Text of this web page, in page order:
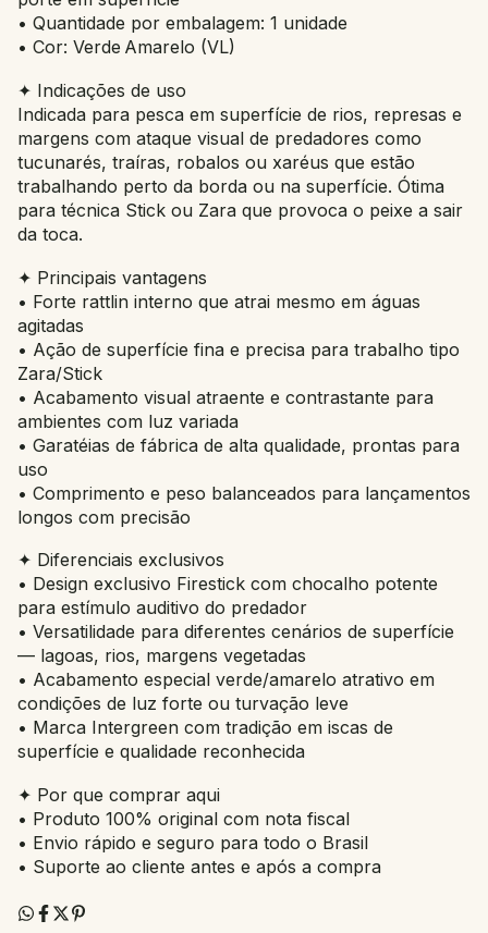
• Quantidade por embalagem: 1 unidade
• Cor: Verde Amarelo (VL)
✦ Indicações de uso
Indicada para pesca em superfície de rios, represas e
margens com ataque visual de predadores como
tucunarés, traíras, robalos ou xaréus que estão
trabalhando perto da borda ou na superfície. Ótima
para técnica Stick ou Zara que provoca o peixe a sair
da toca.
✦ Principais vantagens
• Forte rattlin interno que atrai mesmo em águas
agitadas
• Ação de superfície fina e precisa para trabalho tipo
Zara/Stick
• Acabamento visual atraente e contrastante para
ambientes com luz variada
• Garatéias de fábrica de alta qualidade, prontas para
uso
• Comprimento e peso balanceados para lançamentos
longos com precisão
✦ Diferenciais exclusivos
• Design exclusivo Firestick com chocalho potente
para estímulo auditivo do predador
• Versatilidade para diferentes cenários de superfície
— lagoas, rios, margens vegetadas
• Acabamento especial verde/amarelo atrativo em
condições de luz forte ou turvação leve
• Marca Intergreen com tradição em iscas de
superfície e qualidade reconhecida
✦ Por que comprar aqui
• Produto 100% original com nota fiscal
• Envio rápido e seguro para todo o Brasil
• Suporte ao cliente antes e após a compra